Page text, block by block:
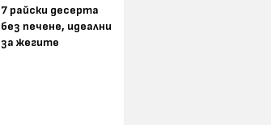
7 райски десерта
без печене, идеални
за жегите